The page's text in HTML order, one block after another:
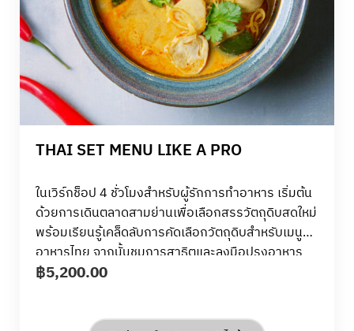
THAI SET MENU LIKE A PRO
ในเวิร์กช็อป 4 ชั่วโมงสำหรับผู้รักการทำอาหาร เริ่มต้น
ด้วยการเดินตลาดสามย่านเพื่อเลือกสรรวัตถุดิบสดใหม่
พร้อมเรียนรู้เคล็ดลับการคัดเลือกวัตถุดิบสำหรับเมนู
อาหารไทย จากนั้นชมการสาธิตและลงมือปรุงอาหาร
จริง เพื่อเรียนรู้การวางแผน จัดสมดุล และจัดเสิร์ฟ
฿5,200.00